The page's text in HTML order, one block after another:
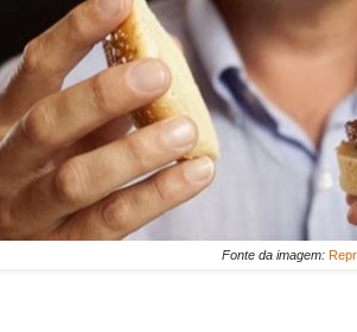
Fonte da imagem: